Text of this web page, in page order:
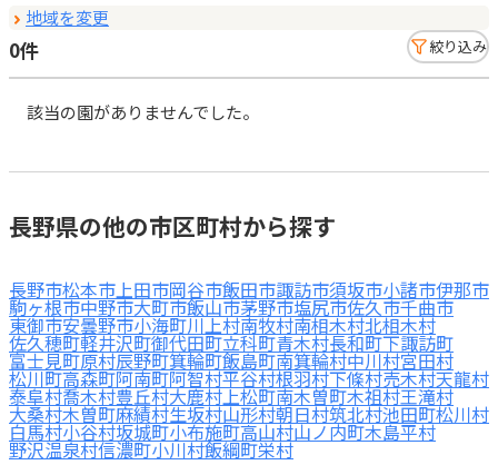
マイページ
閲覧履歴
見学日記
おすすめの園
エンクルの特徴と活用方法
コラム
お知らせ
地域を変更
0件 絞り込み
該当の園がありませんでした。
長野県の他の市区町村から探す
長野市松本市上田市岡谷市飯田市諏訪市須坂市小諸市伊那市
駒ヶ根市中野市大町市飯山市茅野市塩尻市佐久市千曲市
東御市安曇野市小海町川上村南牧村南相木村北相木村
佐久穂町軽井沢町御代田町立科町青木村長和町下諏訪町
富士見町原村辰野町箕輪町飯島町南箕輪村中川村宮田村
松川町高森町阿南町阿智村平谷村根羽村下條村売木村天龍村
泰阜村喬木村豊丘村大鹿村上松町南木曽町木祖村王滝村
大桑村木曽町麻績村生坂村山形村朝日村筑北村池田町松川村
白馬村小谷村坂城町小布施町高山村山ノ内町木島平村
野沢温泉村信濃町小川村飯綱町栄村